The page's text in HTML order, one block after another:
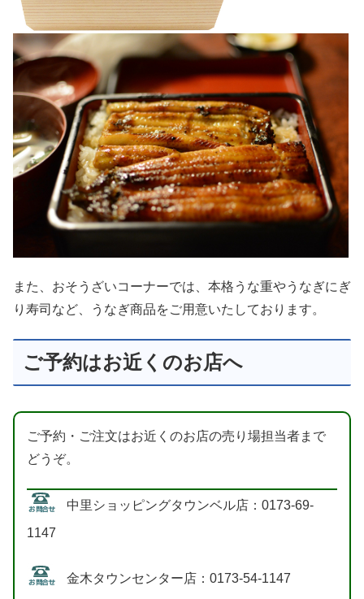
また、おそうざいコーナーでは、本格うな重やうなぎにぎ
り寿司など、うなぎ商品をご用意いたしております。
ご予約はお近くのお店へ
ご予約・ご注文はお近くのお店の売り場担当者まで
どうぞ。
中里ショッピングタウンベル店：0173-69-
1147
金木タウンセンター店：0173-54-1147